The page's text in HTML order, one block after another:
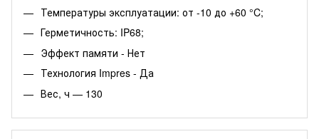
Температуры эксплуатации: от -10 до +60 °C;
Герметичность: IP68;
Эффект памяти - Нет
Технология Impres - Да
Вес, ч — 130